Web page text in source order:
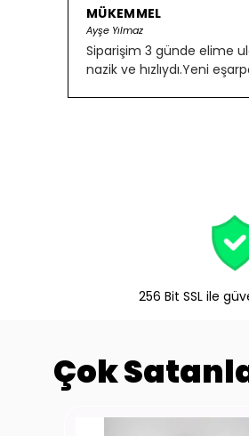
MÜKEMMEL
Ayşe Yılmaz
Siparişim 3 günde elime
nazik ve hızlıydı.Yeni
256 Bit SSL ile
Çok